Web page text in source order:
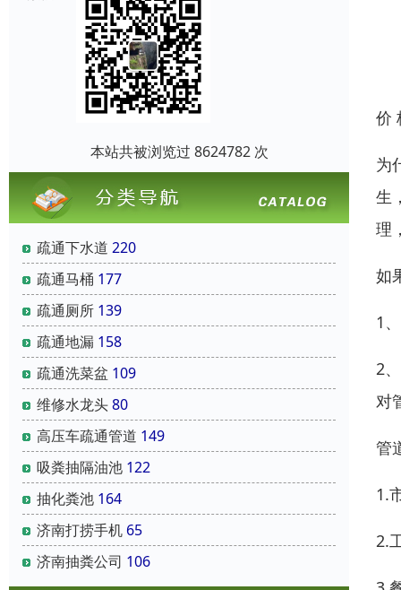
本站共被浏览过 8624782 次
疏通下水道 220
疏通马桶 177
疏通厕所 139
疏通地漏 158
疏通洗菜盆 109
维修水龙头80
高压车疏通管道 149
吸粪抽隔油池 122
抽化粪池 164
济南打捞手机 65
济南抽粪公司 106
价
为
生
理
如
1
2
对
管
1.
2.